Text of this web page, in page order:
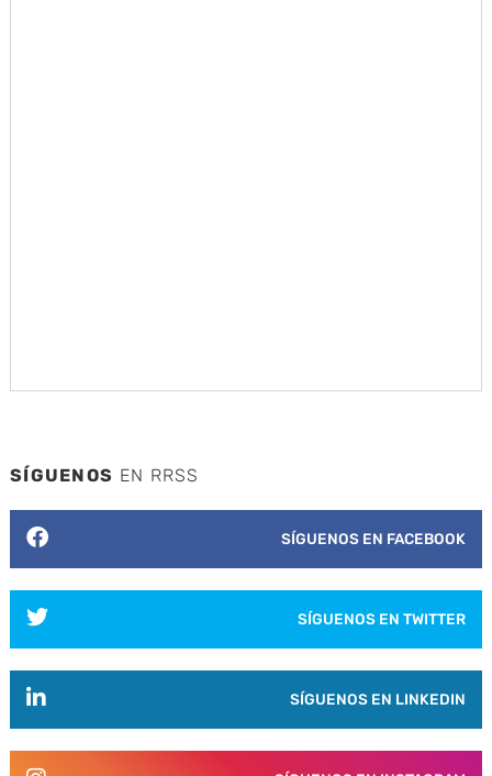
SÍGUENOS EN RRSS
SÍGUENOS EN FACEBOOK
SÍGUENOS EN TWITTER
SÍGUENOS EN LINKEDIN